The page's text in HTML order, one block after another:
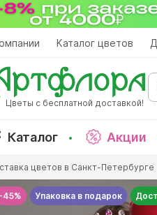
Каталог цветов
Цветы с бесплатной доставкой!
Каталог Акции
цветов в Санкт-Петербурге
-45% Упаковка в подарок